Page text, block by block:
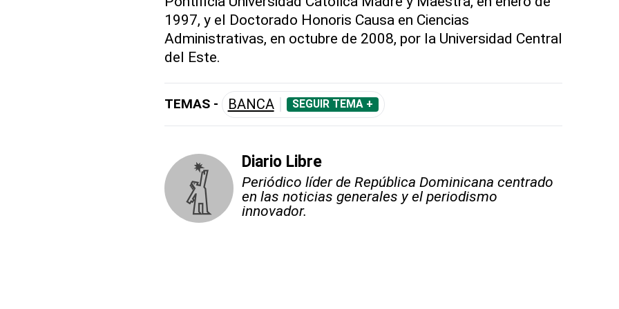
1997, y el Doctorado Honoris Causa en Ciencias
Administrativas, en octubre de 2008, por la Universidad Central
del Este.
TEMAS - BANCA SEGUIR TEMA +
Diario Libre
Periódico líder de República Dominicana centrado
en las noticias generales y el periodismo
innovador.